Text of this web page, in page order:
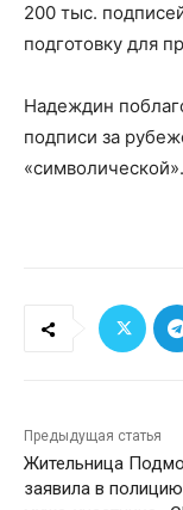
200 тыс.
подготовку для
Надеждин
подписи за
«символической».
Предыдущая статья
Жительница
заявила в